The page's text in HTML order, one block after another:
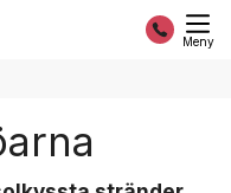
Meny